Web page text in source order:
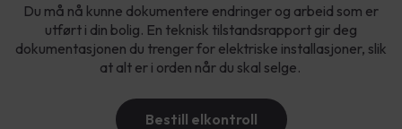
Du må nå kunne dokumentere endringer og arbeid som er
utført i din bolig. En teknisk tilstandsrapport gir deg
dokumentasjonen du trenger for elektriske installasjoner, slik
at alt er i orden når du skal selge.
Bestill elkontroll